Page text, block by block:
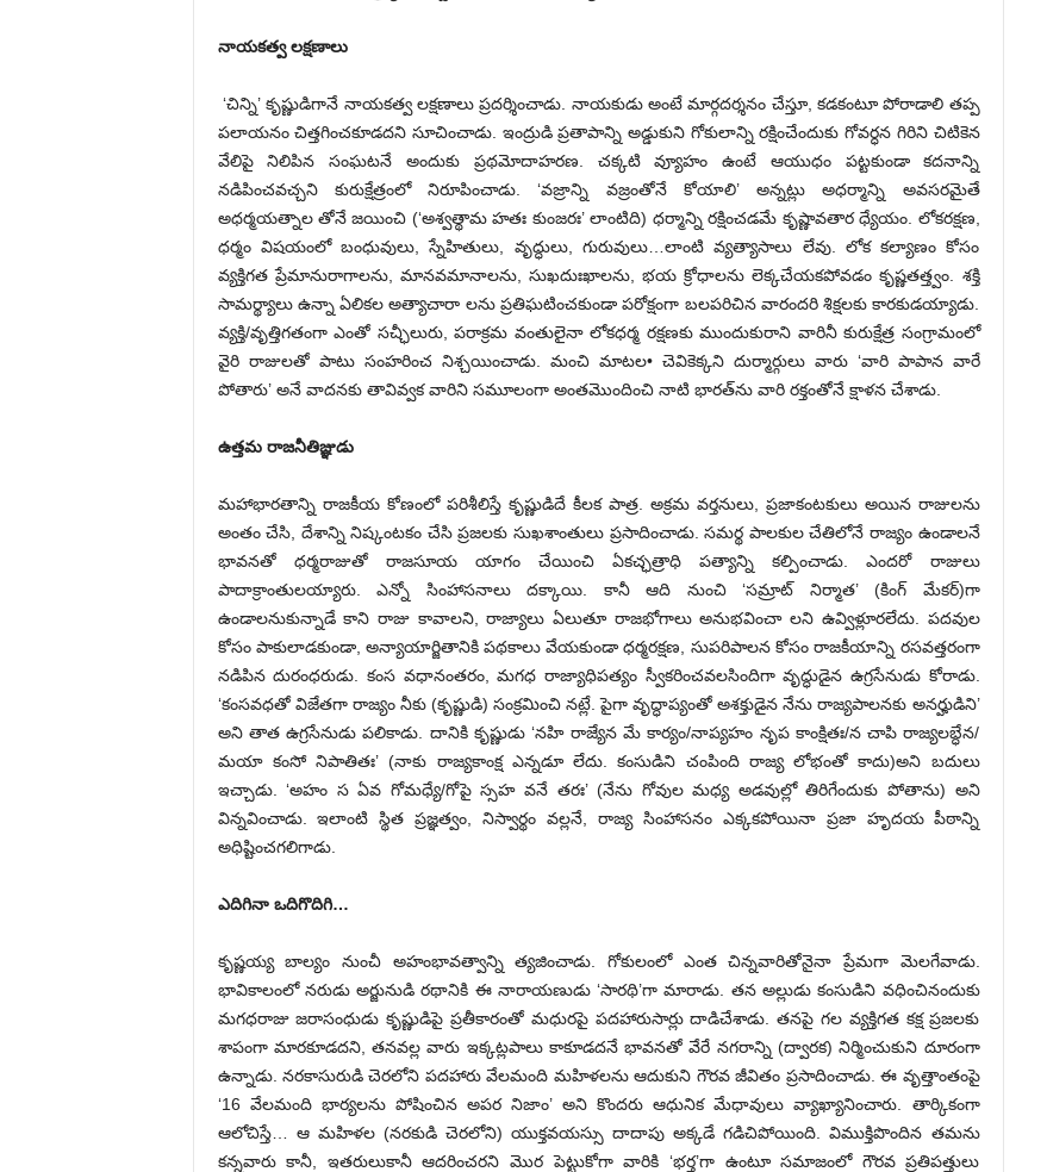
నాయకత్వ లక్షణాలు
‘చిన్ని’ కృష్ణుడిగానే నాయకత్వ లక్షణాలు ప్రదర్శించాడు. నాయకుడు అంటే మార్గదర్శనం చేస్తూ, కడకంటూ పోరాడాలి తప్ప
పలాయనం చిత్తగించకూడదని సూచించాడు. ఇంద్రుడి ప్రతాపాన్ని అడ్డుకుని గోకులాన్ని రక్షించేందుకు గోవర్ధన గిరిని చిటికెన
వేలిపై నిలిపిన సంఘటనే అందుకు ప్రథమోదాహరణ. చక్కటి వ్యూహం ఉంటే ఆయుధం పట్టకుండా కదనాన్ని
నడిపించవచ్చని కురుక్షేత్రంలో నిరూపించాడు. ‘వజ్రాన్ని వజ్రంతోనే కోయాలి’ అన్నట్లు అధర్మాన్ని అవసరమైతే
అధర్మయత్నాల తోనే జయించి (‘అశ్వత్థామ హతః కుంజరః’ లాంటిది) ధర్మాన్ని రక్షించడమే కృష్ణావతార ధ్యేయం. లోకరక్షణ,
ధర్మం విషయంలో బంధువులు, స్నేహితులు, వృద్ధులు, గురువులు…లాంటి వ్యత్యాసాలు లేవు. లోక కల్యాణం కోసం
వ్యక్తిగత ప్రేమానురాగాలను, మానవమానాలను, సుఖదుఃఖాలను, భయ క్రోధాలను లెక్కచేయకపోవడం కృష్ణతత్త్వం. శక్తి
సామర్థ్యాలు ఉన్నా ఏలికల అత్యాచారా లను ప్రతిఘటించకుండా పరోక్షంగా బలపరిచిన వారందరి శిక్షలకు కారకుడయ్యాడు.
వ్యక్తి/వృత్తిగతంగా ఎంతో సచ్ఛీలురు, పరాక్రమ వంతులైనా లోకధర్మ రక్షణకు ముందుకురాని వారినీ కురుక్షేత్ర సంగ్రామంలో
వైరి రాజులతో పాటు సంహరించ నిశ్చయించాడు. మంచి మాటల• చెవికెక్కని దుర్మార్గులు వారు ‘వారి పాపాన వారే
పోతారు’ అనే వాదనకు తావివ్వక వారిని సమూలంగా అంతమొందించి నాటి భారత్‌ను వారి రక్తంతోనే క్షాళన చేశాడు.
ఉత్తమ రాజనీతిజ్ఞుడు
మహాభారతాన్ని రాజకీయ కోణంలో పరిశీలిస్తే కృష్ణుడిదే కీలక పాత్ర. అక్రమ వర్తనులు, ప్రజాకంటకులు అయిన రాజులను
అంతం చేసి, దేశాన్ని నిష్కంటకం చేసి ప్రజలకు సుఖశాంతులు ప్రసాదించాడు. సమర్థ పాలకుల చేతిలోనే రాజ్యం ఉండాలనే
భావనతో ధర్మరాజుతో రాజసూయ యాగం చేయించి ఏకచ్ఛత్రాధి పత్యాన్ని కల్పించాడు. ఎందరో రాజులు
పాదాక్రాంతులయ్యారు. ఎన్నో సింహాసనాలు దక్కాయి. కానీ ఆది నుంచి ‘సమ్రాట్‌ ‌నిర్మాత’ (కింగ్‌ ‌మేకర్‌)‌గా
ఉండాలనుకున్నాడే కాని రాజు కావాలని, రాజ్యాలు ఏలుతూ రాజభోగాలు అనుభవించా లని ఉవ్విళ్లూరలేదు. పదవుల
కోసం పాకులాడకుండా, అన్యాయార్జితానికి పథకాలు వేయకుండా ధర్మరక్షణ, సుపరిపాలన కోసం రాజకీయాన్ని రసవత్తరంగా
నడిపిన దురంధరుడు. కంస వధానంతరం, మగధ రాజ్యాధిపత్యం స్వీకరించవలసిందిగా వృద్ధుడైన ఉగ్రసేనుడు కోరాడు.
‘కంసవధతో విజేతగా రాజ్యం నీకు (కృష్ణుడి) సంక్రమించి నట్లే. పైగా వృద్ధాప్యంతో అశక్తుడైన నేను రాజ్యపాలనకు అనర్హుడిని’
అని తాత ఉగ్రసేనుడు పలికాడు. దానికి కృష్ణుడు ‘నహి రాజ్యేన మే కార్యం/నాప్యహం నృప కాంక్షితః/న చాపి రాజ్యలబ్ధేన/
మయా కంసో నిపాతితః’ (నాకు రాజ్యకాంక్ష ఎన్నడూ లేదు. కంసుడిని చంపింది రాజ్య లోభంతో కాదు)అని బదులు
ఇచ్చాడు. ‘అహం స ఏవ గోమధ్యే/గోపై స్సహ వనే తరః’ (నేను గోవుల మధ్య అడవుల్లో తిరిగేందుకు పోతాను) అని
విన్నవించాడు. ఇలాంటి స్థిత ప్రజ్ఞత్వం, నిస్వార్థం వల్లనే, రాజ్య సింహాసనం ఎక్కకపోయినా ప్రజా హృదయ పీఠాన్ని
అధిష్టించగలిగాడు.
ఎదిగినా ఒదిగొదిగి…
కృష్ణయ్య బాల్యం నుంచీ అహంభావత్వాన్ని త్యజించాడు. గోకులంలో ఎంత చిన్నవారితోనైనా ప్రేమగా మెలగేవాడు.
భావికాలంలో నరుడు అర్జునుడి రథానికి ఈ నారాయణుడు ‘సారథి’గా మారాడు. తన అల్లుడు కంసుడిని వధించినందుకు
మగధరాజు జరాసంధుడు కృష్ణుడిపై ప్రతీకారంతో మధురపై పదహారుసార్లు దాడిచేశాడు. తనపై గల వ్యక్తిగత కక్ష ప్రజలకు
శాపంగా మారకూడదని, తనవల్ల వారు ఇక్కట్లపాలు కాకూడదనే భావనతో వేరే నగరాన్ని (ద్వారక) నిర్మించుకుని దూరంగా
ఉన్నాడు. నరకాసురుడి చెరలోని పదహారు వేలమంది మహిళలను ఆదుకుని గౌరవ జీవితం ప్రసాదించాడు. ఈ వృత్తాంతంపై
‘16 వేలమంది భార్యలను పోషించిన అపర నిజాం’ అని కొందరు ఆధునిక మేధావులు వ్యాఖ్యానించారు. తార్కికంగా
ఆలోచిస్తే… ఆ మహిళల (నరకుడి చెరలోని) యుక్తవయస్సు దాదాపు అక్కడే గడిచిపోయింది. విముక్తిపొందిన తమను
కన్నవారు కానీ, ఇతరులుకానీ ఆదరించరని మొర పెట్టుకోగా వారికి ‘భర్త’గా ఉంటూ సమాజంలో గౌరవ ప్రతిపత్తులు